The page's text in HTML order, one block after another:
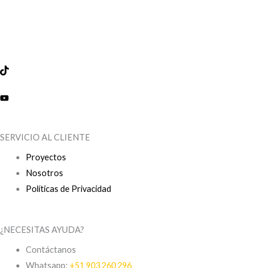
SERVICIO AL CLIENTE
Proyectos
Nosotros
Políticas de Privacidad
¿NECESITAS AYUDA?
Contáctanos
Whatsapp: +51 903 260 296